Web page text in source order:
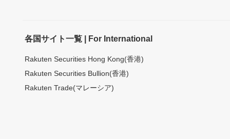
各国サイト一覧 | For International
Rakuten Securities Hong Kong(香港)
Rakuten Securities Bullion(香港)
Rakuten Trade(マレーシア)